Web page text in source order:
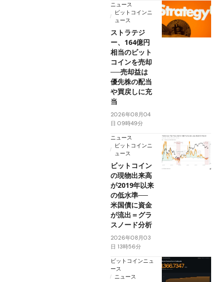
ニュース
ビットコインニ
ュース
ストラテジ
ー、164億円
相当のビット
コインを売却
──売却益は
優先株の配当
や買戻しに充
当
2026年08月04
日 09時49分
ニュース
ビットコインニ
ュース
ビットコイン
の現物出来高
が2019年以来
の低水準──
米国債に資金
が流出＝グラ
スノード分析
2026年08月03
日 13時56分
ビットコインニュ
ース
ニュース